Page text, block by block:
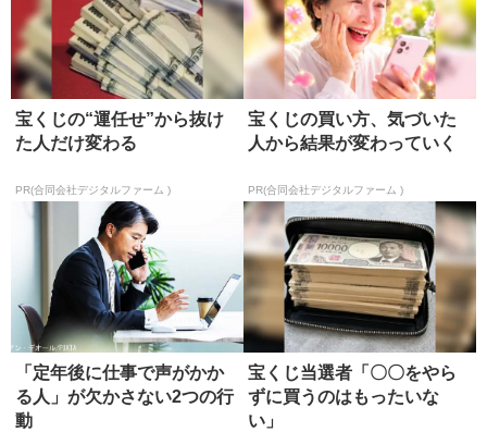
宝くじの“運任せ”から抜け
た人だけ変わる
PR(合同会社デジタルファーム )
宝くじの買い方、気づいた
人から結果が変わっていく
PR(合同会社デジタルファーム )
「定年後に仕事で声がかか
る人」が欠かさない2つの行
動
宝くじ当選者「〇〇をやら
ずに買うのはもったいな
い」